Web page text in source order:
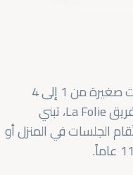
رحلة تدريب منظّمة، فردية أو لمجموعات صغيرة من 1 إلى 4
أطفال، يقودها مختصّون مدرَّبون من فريق La Folie، تبني
الجلسات في المنزل أو